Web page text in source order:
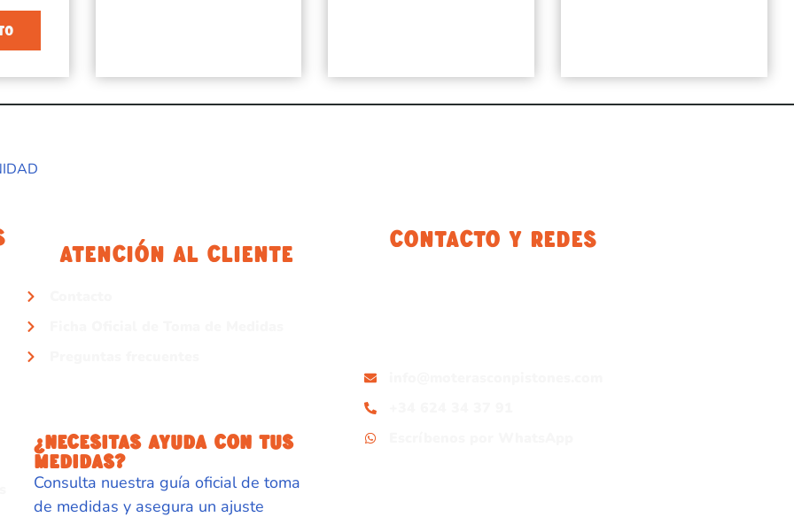
Atención Al Cliente
¿NECESITAS AYUDA CON TUS
MEDIDAS?
Consulta nuestra guía oficial de toma
de medidas y asegura un ajuste
Contacto Y Redes